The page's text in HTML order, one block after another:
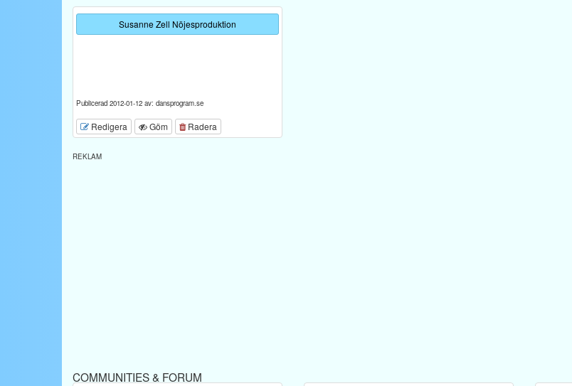
Susanne Zell Nöjesproduktion
Publicerad 2012-01-12 av: dansprogram.se
Redigera Göm Radera
REKLAM
COMMUNITIES & FORUM